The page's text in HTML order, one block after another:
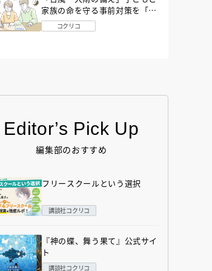
家族の命を守る事前対策を「防
災アドバイザー」が解説
コクリコ
Editor’s Pick Up
編集部のおすすめ
フリースクールという選択
講談社コクリコ
『神の蝶、舞う果て』公式サイ
ト
講談社コクリコ